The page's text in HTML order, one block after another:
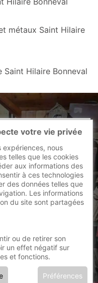
métaux Saint Hilaire
Hilaire Bonneval
réservé -
votre vie privée
expériences, nous
telles que les cookies
aux informations des
à ces technologies
des données telles que
Les informations
du site sont partagées
ou de retirer son
un effet négatif sur
et fonctions.
Préférences